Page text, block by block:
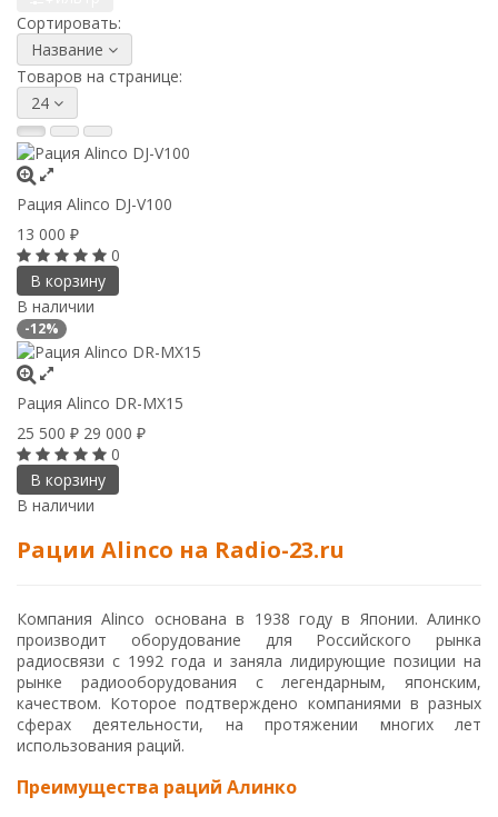
Сортировать:
Название
Товаров на странице:
24
Рация Alinco DJ-V100
13 000 ₽
0
В корзину
В наличии
-12%
Рация Alinco DR-MX15
25 500 ₽ 29 000 ₽
0
В корзину
В наличии
Рации Alinco на Radio-23.ru
Компания Alinco основана в 1938 году в Японии. Алинко
производит оборудование для Российского рынка
радиосвязи с 1992 года и заняла лидирующие позиции на
рынке радиооборудования с легендарным, японским,
качеством. Которое подтверждено компаниями в разных
сферах деятельности, на протяжении многих лет
использования раций.
Преимущества раций Алинко